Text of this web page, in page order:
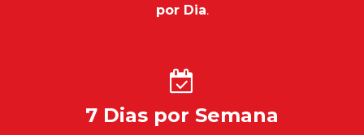
por Dia.
7 Dias por Semana